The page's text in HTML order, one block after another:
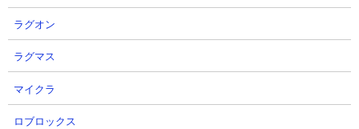
TOP
にゃんこ大戦争
にゃんこ大戦争 ネコブリンキーCCの性能と使用感
にゃんこ大戦争 ネコブリンキーCCの性能
ラグオン
ラグマス
マイクラ
ロブロックス